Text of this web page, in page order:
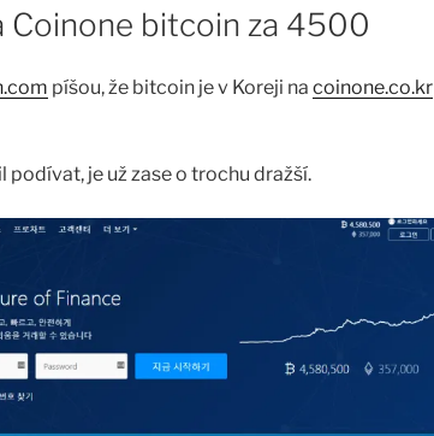
Coinone bitcoin za 4500
píšou, že bitcoin je v Koreji na coinone.co.kr
podívat, je už zase o trochu dražší.